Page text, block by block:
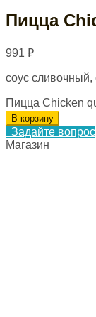
Пицца
991 ₽
соус сливочный,
Пицца Chicken
В корзину
Задайте вопрос
Магазин